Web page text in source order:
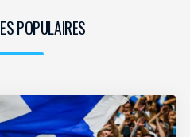
POPULAIRES